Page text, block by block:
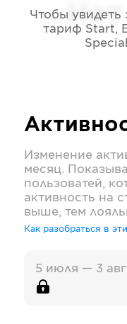
Чтобы увидеть
тариф Start,
Special
Изменение
месяц.
пользоватей,
активность на
выше, тем
Как разобраться в
5 июля — 3